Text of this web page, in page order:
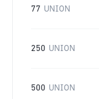
77 UNION
250 UNION
500 UNION